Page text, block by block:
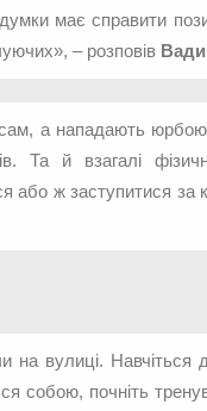
має справити
– розповів
а нападають
Та й взагалі
або ж заступитися за
на вулиці. Навчіться
собою, почніть